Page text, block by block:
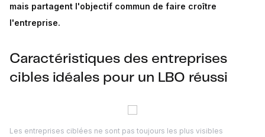
mais partagent l'objectif commun de faire croître
l'entreprise.
Caractéristiques des entreprises
cibles idéales pour un LBO réussi
Les entreprises ciblées ne sont pas toujours les plus visibles